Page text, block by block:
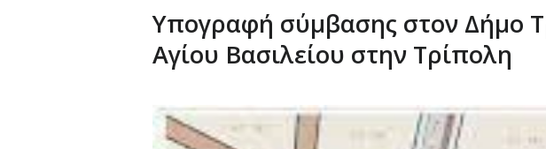
Υπογραφή σύμβασης στον Δήμο
Αγίου Βασιλείου στην Τρίπολη